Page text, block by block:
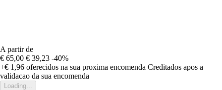
A partir de
€ 65,00 € 39,23 -40%
+€ 1,96 oferecidos na sua proxima encomenda Creditados apos a
validacao da sua encomenda
Loading...